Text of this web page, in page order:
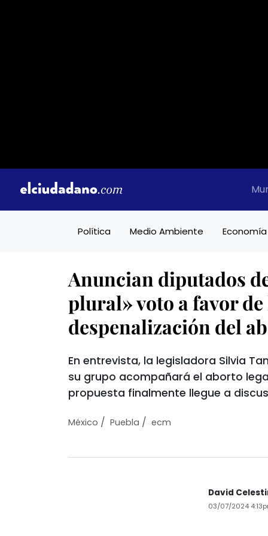
Política Medio Ambiente Economía
Anuncian diputados
plural» voto a favor de
despenalización del
En entrevista, la legisladora Silvia
su grupo acompañará el aborto
propuesta finalmente llegue a
México / Puebla / ecm
David
03/07/2024